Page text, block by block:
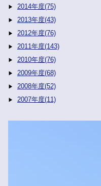
2014年度(75)
2013年度(43)
2012年度(76)
2011年度(143)
2010年度(76)
2009年度(68)
2008年度(52)
2007年度(11)